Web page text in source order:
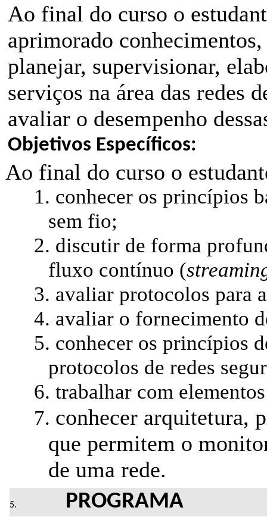
Ao final do curso o
aprimorado
planejar, supervisionar,
serviços na área das redes
avaliar o desempenho
Objetivos Específicos:
Ao final do curso o
1. conhecer os princípios
sem fio;
2. discutir de forma
fluxo contínuo (
3. avaliar protocolos para
4. avaliar o fornecimento
5. conhecer os princípios
protocolos de redes
6. trabalhar com
7. conhecer arquitetura,
que permitem o
de uma rede.
PROGRAMA